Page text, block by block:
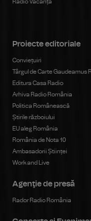
Radio Vacanța
Proiecte editoriale
Conviețuiri
Târgul de Carte Gaudeamus
Editura Casa Radio
Arhiva Radio România
Politica Românească
Știrile războiului
EU aleg România
România de Nota 10
Ambasadorii Științei
Work and Live
Agenţie de presă
Rador Radio România